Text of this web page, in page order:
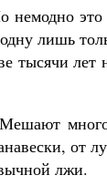
лишь
тысячи
лжи.